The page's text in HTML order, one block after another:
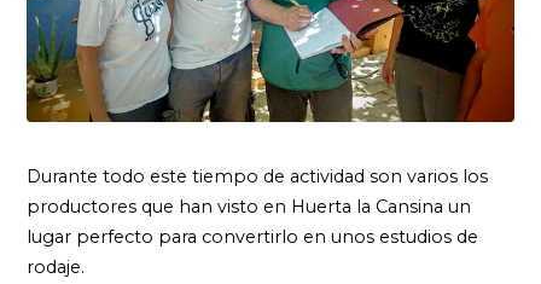
Durante todo este tiempo de actividad son varios los
productores que han visto en Huerta la Cansina un
lugar perfecto para convertirlo en unos estudios de
rodaje.